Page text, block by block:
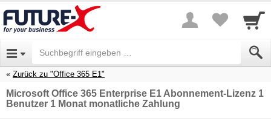
Zurück zu "Office 365 E1"
Microsoft Office 365 Enterprise E1 Abonnement-Lizenz 1
Benutzer 1 Monat monatliche Zahlung